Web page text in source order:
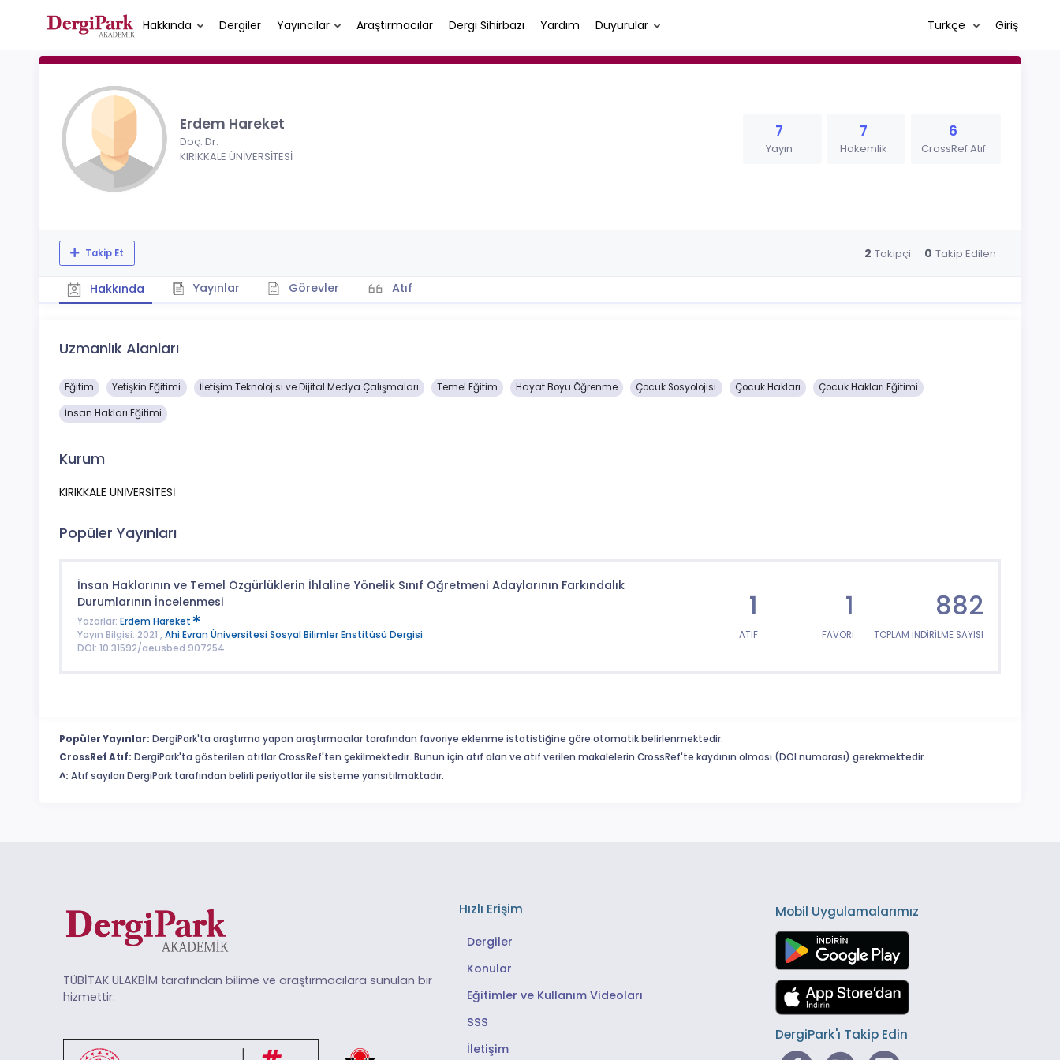
Hakkında Dergiler Yayıncılar Araştırmacılar Dergi Sihirbazı Yardım Duyurular Türkçe Giriş
Erdem Hareket
Doç. Dr.
KIRIKKALE ÜNİVERSİTESİ
7
Yayın
7
Hakemlik
6
CrossRef Atıf
Takip Et 2 Takipçi 0 Takip Edilen
Hakkında Yayınlar Görevler Atıf
Uzmanlık Alanları
Eğitim Yetişkin Eğitimi İletişim Teknolojisi ve Dijital Medya Çalışmaları Temel Eğitim Hayat Boyu Öğrenme Çocuk Sosyolojisi Çocuk Hakları Çocuk Hakları Eğitimi
İnsan Hakları Eğitimi
Kurum
KIRIKKALE ÜNİVERSİTESİ
Popüler Yayınları
İnsan Haklarının ve Temel Özgürlüklerin İhlaline Yönelik Sınıf Öğretmeni Adaylarının Farkındalık
Durumlarının İncelenmesi
Yazarlar: Erdem Hareket
Yayın Bilgisi: 2021 , Ahi Evran Üniversitesi Sosyal Bilimler Enstitüsü Dergisi
DOI: 10.31592/aeusbed.907254
1
ATIF
1
FAVORİ
882
TOPLAM İNDİRİLME SAYISI
Popüler Yayınlar: DergiPark'ta araştırma yapan araştırmacılar tarafından favoriye eklenme istatistiğine göre otomatik belirlenmektedir.
CrossRef Atıf: DergiPark'ta gösterilen atıflar CrossRef'ten çekilmektedir. Bunun için atıf alan ve atıf verilen makalelerin CrossRef'te kaydının olması (DOI numarası) gerekmektedir.
^: Atıf sayıları DergiPark tarafından belirli periyotlar ile sisteme yansıtılmaktadır.
TÜBİTAK ULAKBİM tarafından bilime ve araştırmacılara sunulan bir
hizmettir.
Hızlı Erişim
Dergiler
Konular
Eğitimler ve Kullanım Videoları
SSS
İletişim
Mobil Uygulamalarımız
DergiPark'ı Takip Edin